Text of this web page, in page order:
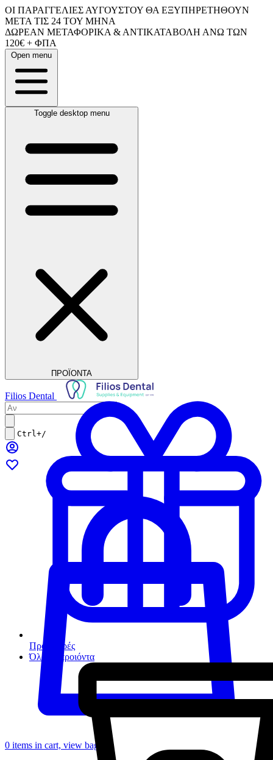
ΟΙ ΠΑΡΑΓΓΕΛΙΕΣ ΑΥΓΟΥΣΤΟΥ ΘΑ ΕΞΥΠΗΡΕΤΗΘΟΥΝ
ΜΕΤΑ ΤΙΣ 24 ΤΟΥ ΜΗΝΑ
ΔΩΡΕΑΝ ΜΕΤΑΦΟΡΙΚΑ & ΑΝΤΙΚΑΤΑΒΟΛΗ ΑΝΩ ΤΩΝ
120€ + ΦΠΑ
Open menu
Toggle desktop menu
ΠΡΟΪΟΝΤΑ
Προσφορές
Όλα τα προιόντα
Filios Dental
Ctrl+/
0 items in cart, view bag